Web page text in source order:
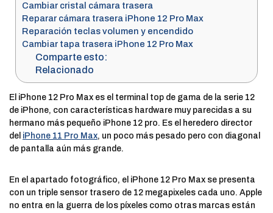
Cambiar cristal cámara trasera
Reparar cámara trasera iPhone 12 Pro Max
Reparación teclas volumen y encendido
Cambiar tapa trasera iPhone 12 Pro Max
Comparte esto:
Relacionado
El iPhone 12 Pro Max es el terminal top de gama de la serie 12
de iPhone, con características hardware muy parecidas a su
hermano más pequeño iPhone 12 pro. Es el heredero director
del iPhone 11 Pro Max, un poco más pesado pero con diagonal
de pantalla aún más grande.
En el apartado fotográfico, el iPhone 12 Pro Max se presenta
con un triple sensor trasero de 12 megapixeles cada uno. Apple
no entra en la guerra de los píxeles como otras marcas están